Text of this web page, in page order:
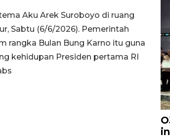
Aku Arek Suroboyo di ruang
Sabtu (6/6/2026). Pemerintah
rangka Bulan Bung Karno itu guna
kehidupan Presiden pertama RI